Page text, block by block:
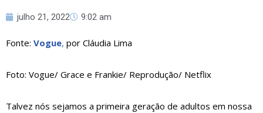
julho 21, 2022 9:02 am
Fonte: Vogue, por Cláudia Lima
Foto: Vogue/ Grace e Frankie/ Reprodução/ Netflix
Talvez nós sejamos a primeira geração de adultos em nossa